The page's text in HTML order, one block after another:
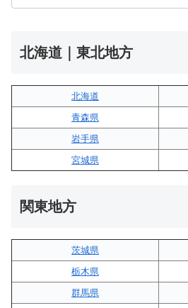
北海道｜東北地方
北海道
青森県
岩手県
宮城県
関東地方
茨城県
栃木県
群馬県